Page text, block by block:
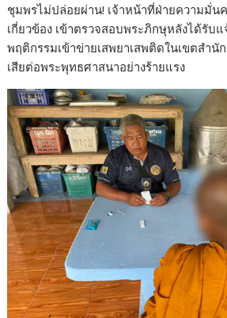
ชุมพรไม่ปล่อยผ่าน! เจ้าหน้าที่ฝ่ายความมั่น
เกี่ยวข้อง เข้าตรวจสอบพระภิกษุหลังได้รับ
พฤติกรรมเข้าข่ายเสพยาเสพติดในเขตสำนั
เสียต่อพระพุทธศาสนาอย่างร้ายแรง